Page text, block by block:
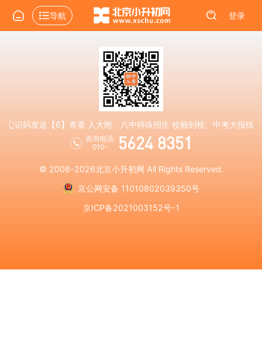
导航 登录
👆识码发送【6】查看 人大附、八中特殊招生 校额到校、中考大报纸
咨询电话:
010-
5624 8351
© 2008-2026北京小升初网 All Rights Reserved.
京公网安备 11010802039350号
京ICP备2021003152号-1